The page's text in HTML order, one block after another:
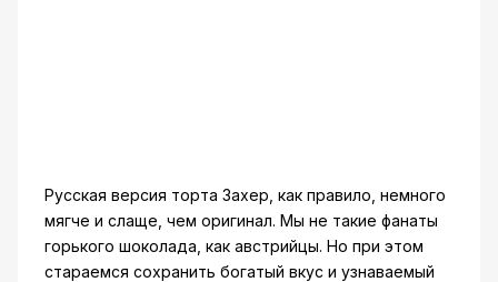
Русская версия торта Захер, как правило, немного
мягче и слаще, чем оригинал. Мы не такие фанаты
горького шоколада, как австрийцы. Но при этом
стараемся сохранить богатый вкус и узнаваемый